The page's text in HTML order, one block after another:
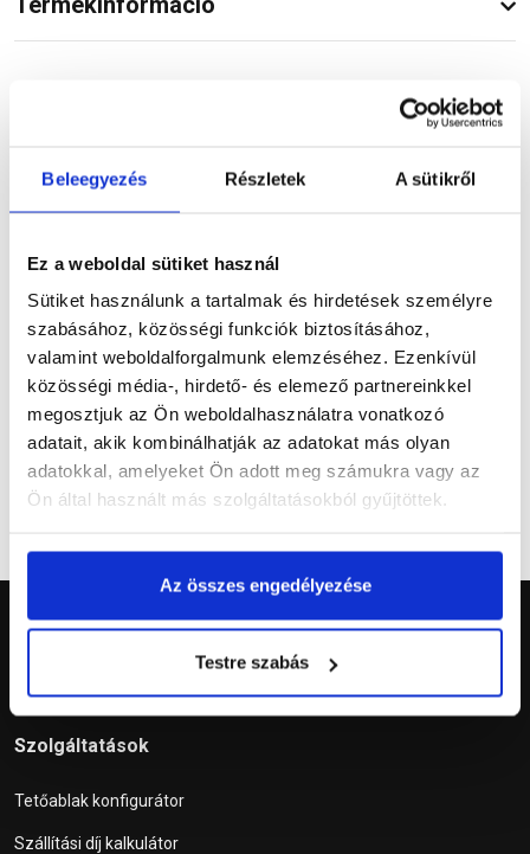
Beleegyezés Részletek A sütikről
Ez a weboldal sütiket használ
Sütiket használunk a tartalmak és hirdetések személyre
szabásához, közösségi funkciók biztosításához,
valamint weboldalforgalmunk elemzéséhez. Ezenkívül
közösségi média-, hirdető- és elemező partnereinkkel
megosztjuk az Ön weboldalhasználatra vonatkozó
adatait, akik kombinálhatják az adatokat más olyan
adatokkal, amelyeket Ön adott meg számukra vagy az
Ön által használt más szolgáltatásokból gyűjtöttek.
Az összes engedélyezése
Testre szabás
Vásárlói vélemények
Kérdések és válaszok
Szolgáltatások
Tetőablak konfigurátor
Szállítási díj kalkulátor